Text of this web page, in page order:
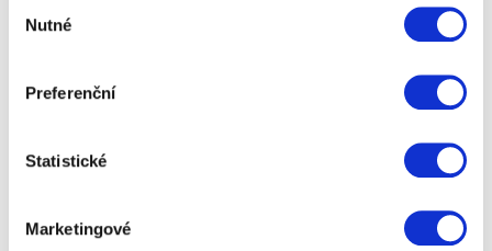
souhlasu
Nutné
Preferenční
Statistické
Marketingové